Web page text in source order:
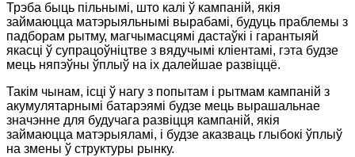
Трэба быць пільнымі, што калі ў кампаній, якія
займаюцца матэрыяльнымі вырабамі, будуць праблемы з
падборам рытму, магчымасцямі дастаўкі і гарантыяй
якасці ў супрацоўніцтве з вядучымі кліентамі, гэта будзе
мець няпэўны ўплыў на іх далейшае развіццё.
Такім чынам, ісці ў нагу з попытам і рытмам кампаній з
акумулятарнымі батарэямі будзе мець вырашальнае
значэнне для будучага развіцця кампаній, якія
займаюцца матэрыяламі, і будзе аказваць глыбокі ўплыў
на змены ў структуры рынку.